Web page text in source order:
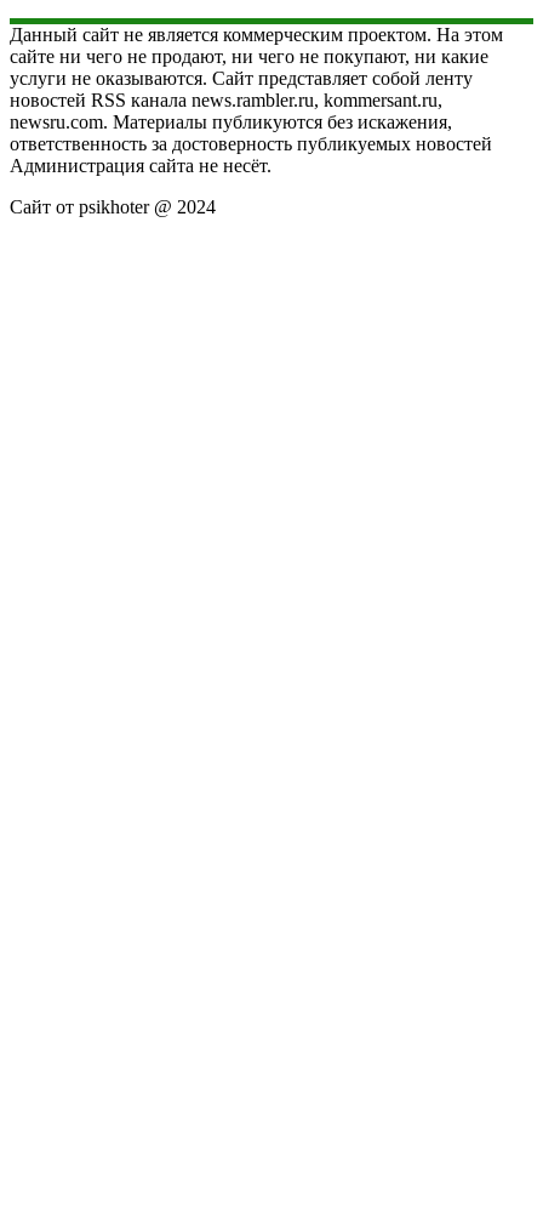
Данный сайт не является коммерческим проектом. На этом
сайте ни чего не продают, ни чего не покупают, ни какие
услуги не оказываются. Сайт представляет собой ленту
новостей RSS канала news.rambler.ru, kommersant.ru,
newsru.com. Материалы публикуются без искажения,
ответственность за достоверность публикуемых новостей
Администрация сайта не несёт.
Сайт от psikhoter @ 2024